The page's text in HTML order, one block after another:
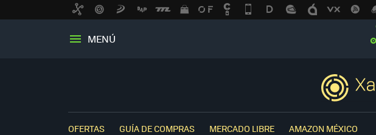
MENÚ
OFERTAS GUÍA DE COMPRAS MERCADO LIBRE AMAZON MÉXICO